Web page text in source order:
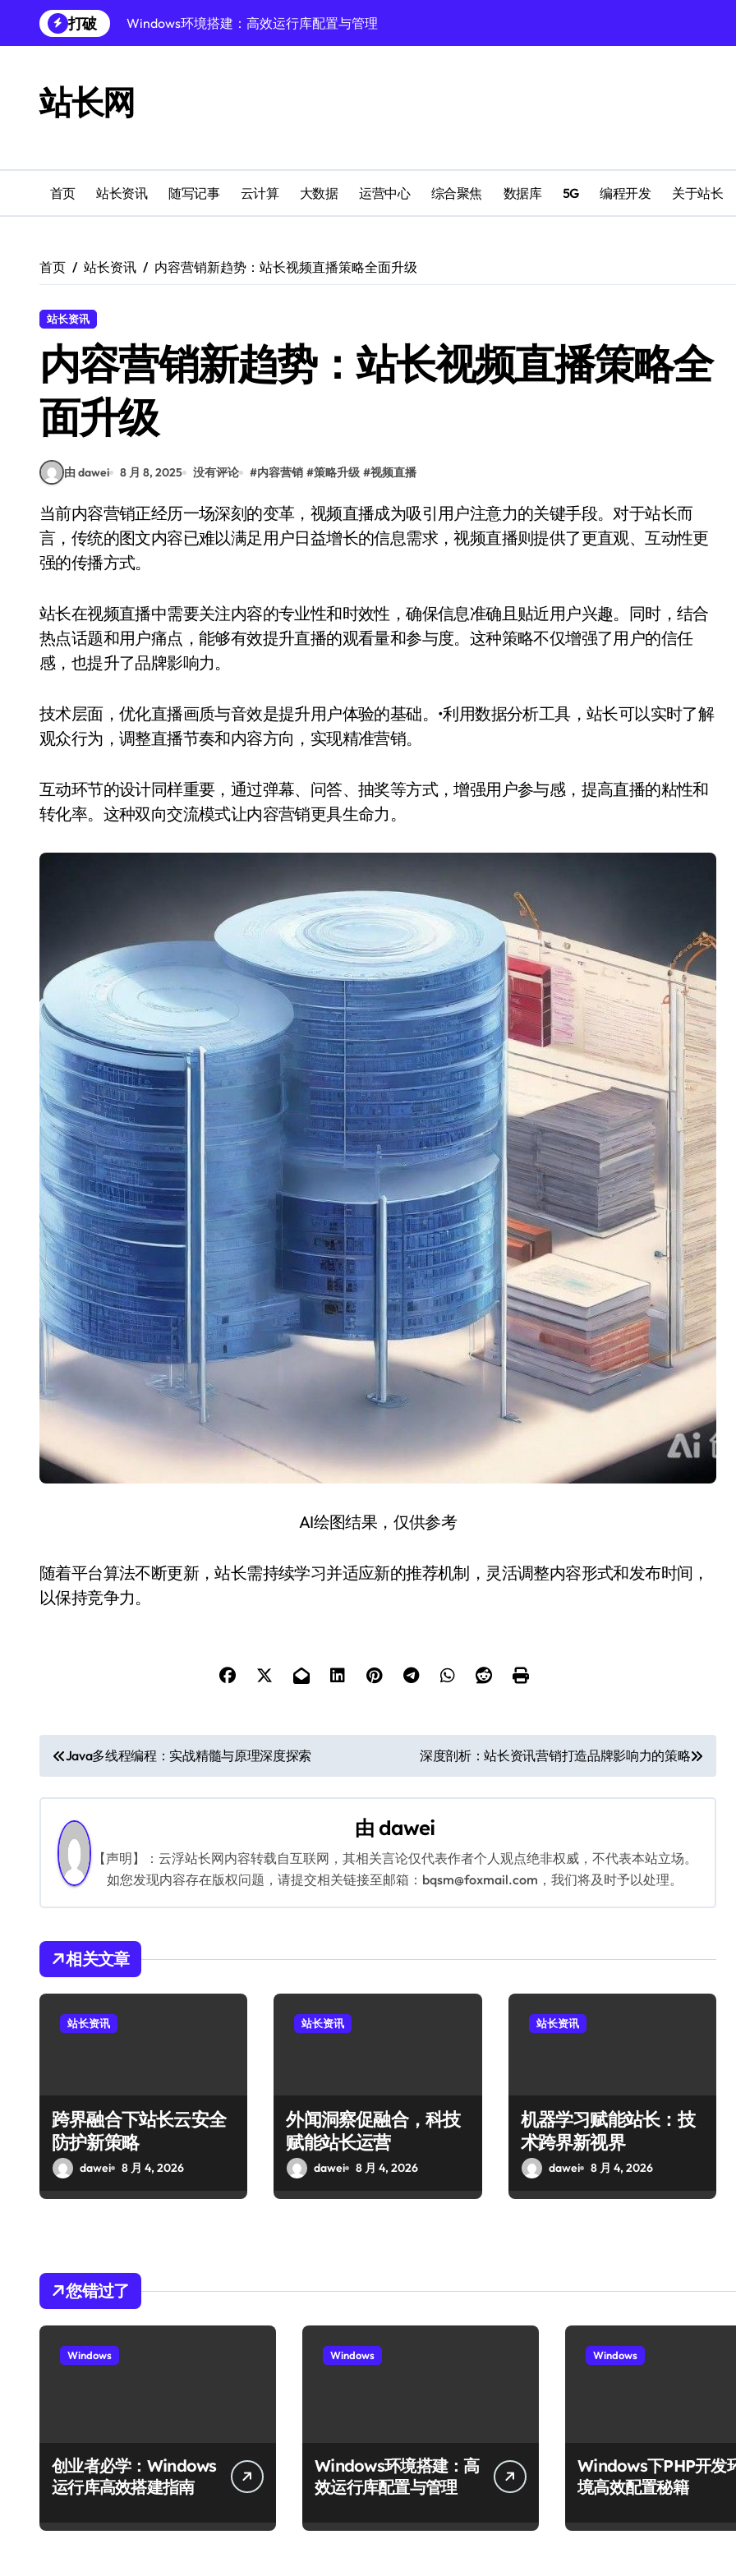
到
打破
Windows下PHP开发环境高效配置秘籍
Windows多媒体开发环境搭建与运行库管理
外闻洞察促融合，科技赋能站长运营
机器学习赋能站长：技术跨界新视界
机器学习驱动站长跨界融合新生态
创业者必学：Windows运行库高效搭建指南
站长网
首页 站长资讯 随写记事 云计算 大数据 运营中心 综合聚焦 数据库 5G 编程开发 关于站长
首页 站长资讯 内容营销新趋势：站长视频直播策略全面升级
站长资讯
内容营销新趋势：站长视频直播策略全
面升级
由 dawei 8 月 8, 2025 没有评论 #内容营销 #策略升级 #视频直播
当前内容营销正经历一场深刻的变革，视频直播成为吸引用户注意力的关键手段。对于站长而
言，传统的图文内容已难以满足用户日益增长的信息需求，视频直播则提供了更直观、互动性更
强的传播方式。
站长在视频直播中需要关注内容的专业性和时效性，确保信息准确且贴近用户兴趣。同时，结合
热点话题和用户痛点，能够有效提升直播的观看量和参与度。这种策略不仅增强了用户的信任
感，也提升了品牌影响力。
技术层面，优化直播画质与音效是提升用户体验的基础。•利用数据分析工具，站长可以实时了解
观众行为，调整直播节奏和内容方向，实现精准营销。
互动环节的设计同样重要，通过弹幕、问答、抽奖等方式，增强用户参与感，提高直播的粘性和
转化率。这种双向交流模式让内容营销更具生命力。
AI绘图结果，仅供参考
随着平台算法不断更新，站长需持续学习并适应新的推荐机制，灵活调整内容形式和发布时间，
以保持竞争力。
文
章
导
航
Java多线程编程：实战精髓与原理深度探索 深度剖析：站长资讯营销打造品牌影响力的策略
由 dawei
【声明】：云浮站长网内容转载自互联网，其相关言论仅代表作者个人观点绝非权威，不代表本站立场。
如您发现内容存在版权问题，请提交相关链接至邮箱：bqsm@foxmail.com，我们将及时予以处理。
相关文章
站长资讯
跨界融合下站长云安全
防护新策略
dawei 8 月 4, 2026
站长资讯
外闻洞察促融合，科技
赋能站长运营
dawei 8 月 4, 2026
站长资讯
机器学习赋能站长：技
术跨界新视界
dawei 8 月 4, 2026
您错过了
Windows
创业者必学：Windows
运行库高效搭建指南
Windows
Windows环境搭建：高
效运行库配置与管理
Windows
Windows下PHP开发
境高效配置秘籍